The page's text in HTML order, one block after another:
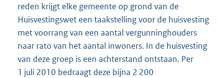
reden krijgt elke gemeente op grond van de
Huisvestingswet een taakstelling voor de huisvesting
met voorrang van een aantal vergunninghouders
naar rato van het aantal inwoners. In de huisvesting
van deze groep is een achterstand ontstaan. Per
1 juli 2010 bedraagt deze bijna 2 200